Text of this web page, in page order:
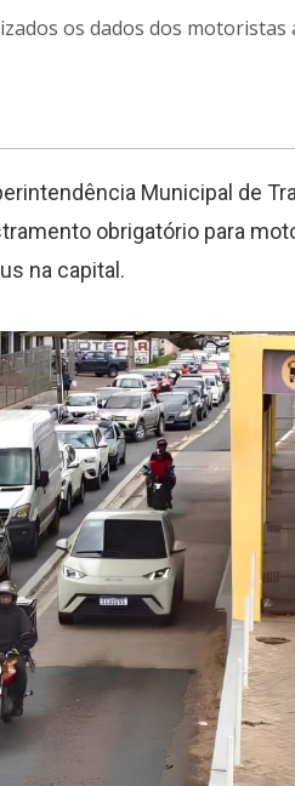
os dados dos motoristas
Municipal de
obrigatório para
na capital.